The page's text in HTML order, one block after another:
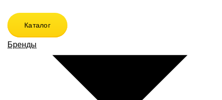
Каталог
Бренды